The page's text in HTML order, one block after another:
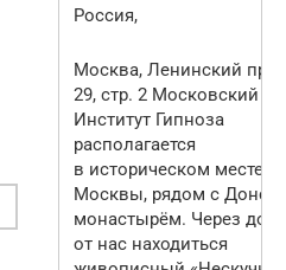
Россия,
Москва, Ленинский
29, стр. 2 Московский
Институт Гипноза
располагается
в историческом месте
Москвы, рядом с
монастырём. Через
от нас находиться